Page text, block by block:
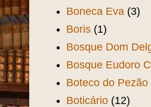
Boneca Eva (3)
Boris (1)
Bosque Dom
Bosque Eudoro
Boteco do Pezão
Boticário (12)